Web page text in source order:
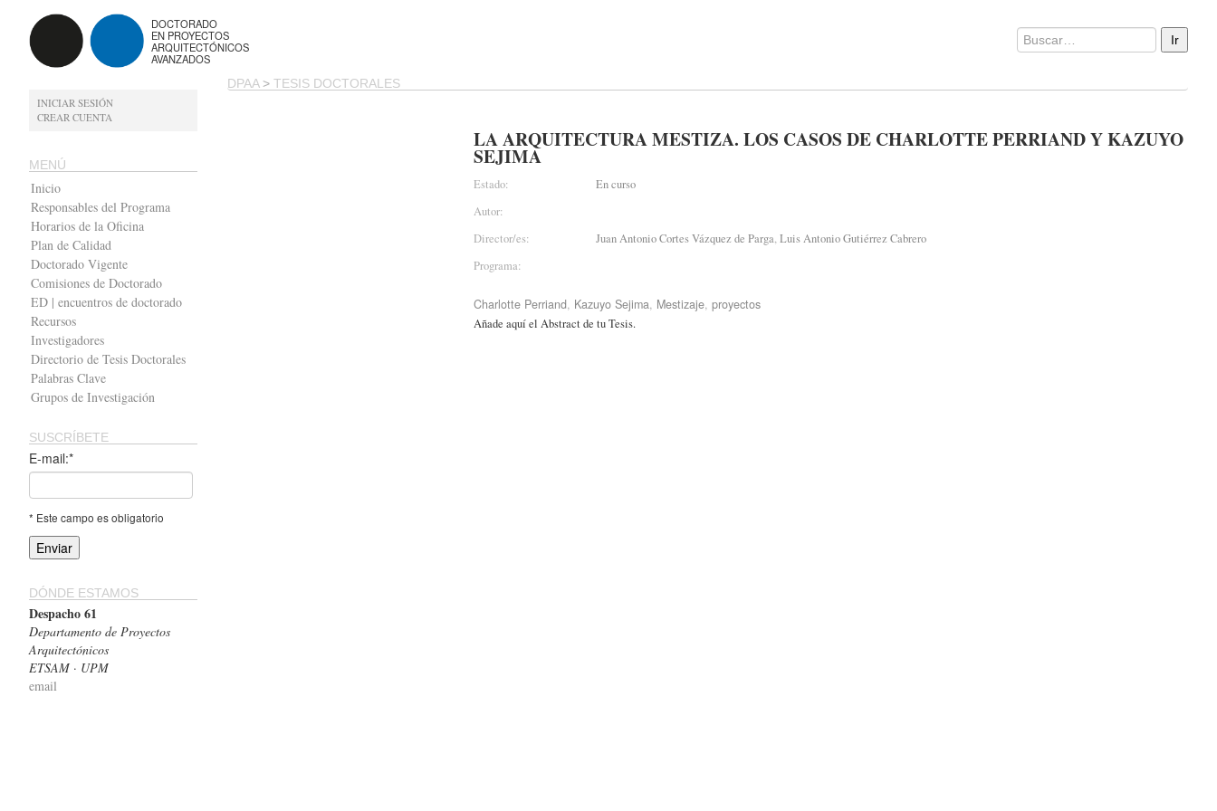
DOCTORADO
EN PROYECTOS
ARQUITECTÓNICOS
AVANZADOS
INICIAR SESIÓN
CREAR CUENTA
MENÚ
Inicio
Responsables del Programa
Horarios de la Oficina
Plan de Calidad
Doctorado Vigente
Comisiones de Doctorado
ED | encuentros de doctorado
Recursos
Investigadores
Directorio de Tesis Doctorales
Palabras Clave
Grupos de Investigación
SUSCRÍBETE
E-mail:*
* Este campo es obligatorio
DÓNDE ESTAMOS
Despacho 61
Departamento de Proyectos
Arquitectónicos
ETSAM · UPM
email
DPAA> TESIS DOCTORALES
LA ARQUITECTURA MESTIZA. LOS CASOS DE CHARLOTTE PERRIAND Y KAZUYO
SEJIMA
Estado:
En curso
Autor:
Director/es:
Juan Antonio Cortes Vázquez de Parga,Luis Antonio Gutiérrez Cabrero
Programa:
Charlotte Perriand, Kazuyo Sejima, Mestizaje, proyectos
Añade aquí el Abstract de tu Tesis.